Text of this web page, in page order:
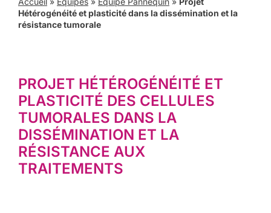
Hétérogénéité et plasticité dans la dissémination et la
résistance tumorale
PROJET HÉTÉROGÉNÉITÉ ET
PLASTICITÉ DES CELLULES
TUMORALES DANS LA
DISSÉMINATION ET LA
RÉSISTANCE AUX
TRAITEMENTS